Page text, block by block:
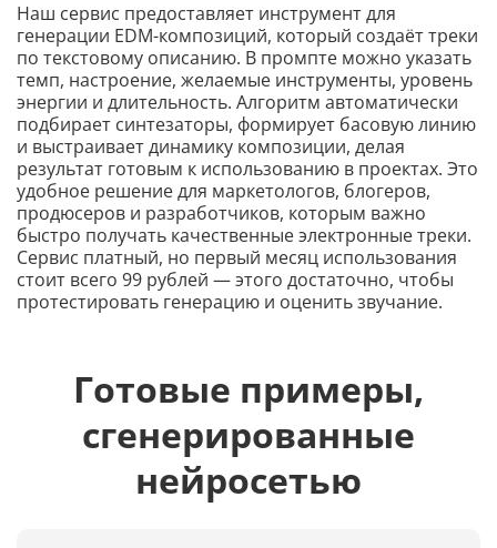
Наш сервис предоставляет инструмент для
генерации EDM-композиций, который создаёт треки
по текстовому описанию. В промпте можно указать
темп, настроение, желаемые инструменты, уровень
энергии и длительность. Алгоритм автоматически
подбирает синтезаторы, формирует басовую линию
и выстраивает динамику композиции, делая
результат готовым к использованию в проектах. Это
удобное решение для маркетологов, блогеров,
продюсеров и разработчиков, которым важно
быстро получать качественные электронные треки.
Сервис платный, но первый месяц использования
стоит всего 99 рублей — этого достаточно, чтобы
протестировать генерацию и оценить звучание.
Готовые примеры,
сгенерированные
нейросетью